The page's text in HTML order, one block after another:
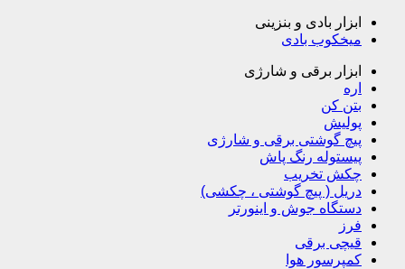
ابزار بادی و بنزینی
میخکوب بادی
ابزار برقی و شارژی
اره
بتن کن
پولیش
پیچ گوشتی برقی و شارژی
پیستوله رنگ پاش
چکش تخریب
دریل ( پیچ گوشتی ، چکشی)
دستگاه جوش و اینورتر
فرز
قیچی برقی
کمپرسور هوا